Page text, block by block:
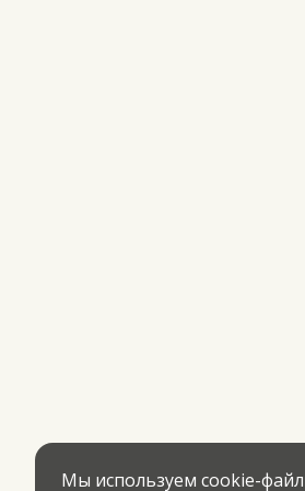
Мы используем cookie-